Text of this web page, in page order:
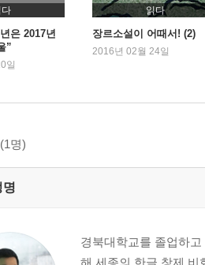
다
은 2017년
”
일
읽다
장르소설이 어때서! (2)
2016년 02월 24일
(1명)
명
경북대학교를 졸업하